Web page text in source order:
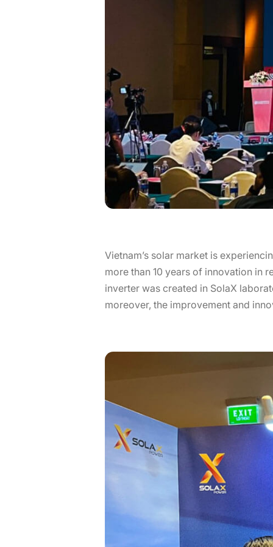
Vietnam’s solar market is
more than 10 years of innovation in
inverter was created in SolaX
moreover, the improvement and